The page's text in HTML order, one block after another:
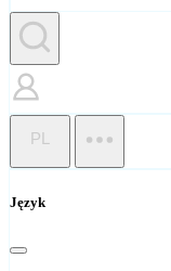
PL
Język